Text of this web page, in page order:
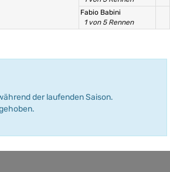
Fabio Babini
1 von 5 Rennen
der laufenden Saison.